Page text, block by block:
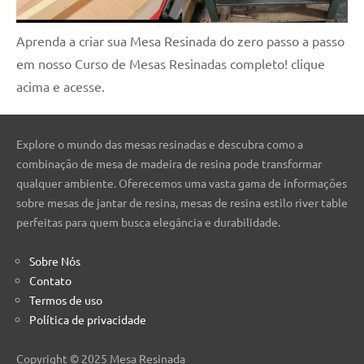
de
de
alta
qualidade,
populares
River
Tables
e
mesas
tampinhas
resinadas.
Aprenda a criar sua Mesa Resinada do zero passo a passo
em nosso Curso de Mesas Resinadas completo! clique
acima e acesse.
Explore o mundo das mesas resinadas e descubra como a
combinação de mesa de madeira de resina pode transformar
qualquer ambiente. Oferecemos uma vasta gama de informações
sobre mesas de jantar de resina, mesas de resina estilo river table
perfeitas para quem busca elegância e durabilidade.
Sobre Nós
Contato
Termos de uso
Política de privacidade
Copyright © 2025 Mesa Resinada